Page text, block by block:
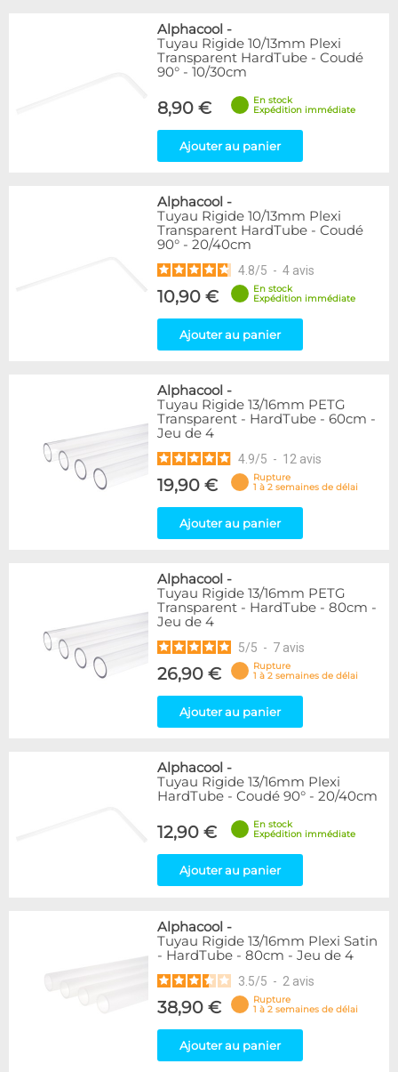
Alphacool -
Tuyau Rigide 10/13mm Plexi
Transparent HardTube - Coudé
90° - 10/30cm
8,90 €
En stock
Expédition immédiate
Ajouter au panier
Alphacool -
Tuyau Rigide 10/13mm Plexi
Transparent HardTube - Coudé
90° - 20/40cm
4.8/5 - 4 avis
10,90 €
En stock
Expédition immédiate
Ajouter au panier
Alphacool -
Tuyau Rigide 13/16mm PETG
Transparent - HardTube - 60cm -
Jeu de 4
4.9/5 - 12 avis
19,90 €
Rupture
1 à 2 semaines de délai
Ajouter au panier
Alphacool -
Tuyau Rigide 13/16mm PETG
Transparent - HardTube - 80cm -
Jeu de 4
5/5 - 7 avis
26,90 €
Rupture
1 à 2 semaines de délai
Ajouter au panier
Alphacool -
Tuyau Rigide 13/16mm Plexi
HardTube - Coudé 90° - 20/40cm
12,90 €
En stock
Expédition immédiate
Ajouter au panier
Alphacool -
Tuyau Rigide 13/16mm Plexi Satin
- HardTube - 80cm - Jeu de 4
3.5/5 - 2 avis
38,90 €
Rupture
1 à 2 semaines de délai
Ajouter au panier